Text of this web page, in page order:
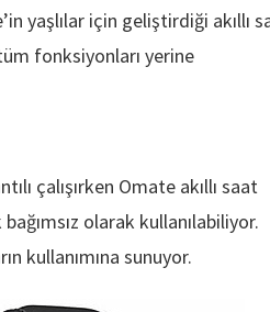
yaşlılar için geliştirdiği akıllı
fonksiyonları yerine
çalışırken Omate akıllı saat
olarak kullanılabiliyor.
kullanımına sunuyor.